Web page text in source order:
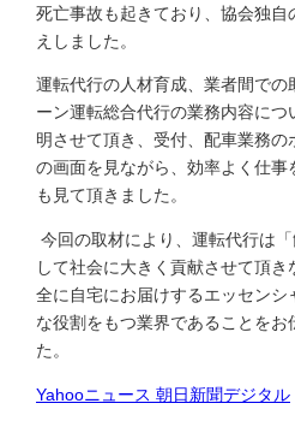
死亡事故も起きており、協会独
えしました。
運転代行の人材育成、業者間での
ーン運転総合代行の業務内容に
明させて頂き、受付、配車業務
の画面を見ながら、効率よく仕事
も見て頂きました。
今回の取材により、運転代行は
して社会に大きく貢献させて頂
全に自宅にお届けするエッセン
な役割をもつ業界であることをお
た。
Yahooニュース 朝日新聞デジタル